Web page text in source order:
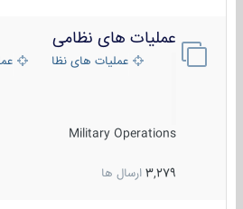
عملیات های نظامی
عملیات های نظامی ایران
Military Operations
3,279 ارسال ها